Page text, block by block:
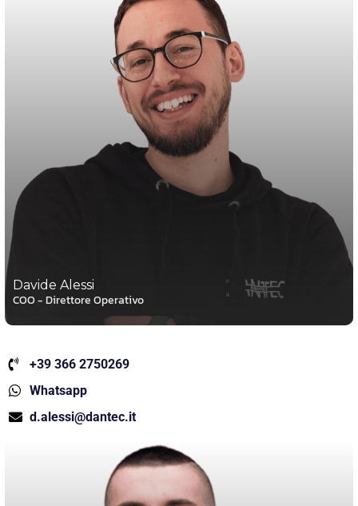
Davide Alessi
COO - Direttore Operativo
+39 366 2750269
Whatsapp
d.alessi@dantec.it